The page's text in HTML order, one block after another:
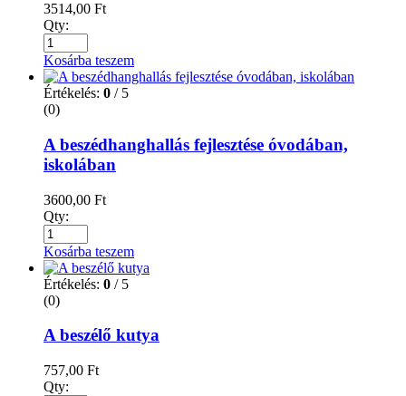
3514,00 Ft
Qty:
Kosárba teszem
Értékelés: 0 / 5
(0)
A beszédhanghallás fejlesztése óvodában,
iskolában
3600,00 Ft
Qty:
Kosárba teszem
Értékelés: 0 / 5
(0)
A beszélő kutya
757,00 Ft
Qty: